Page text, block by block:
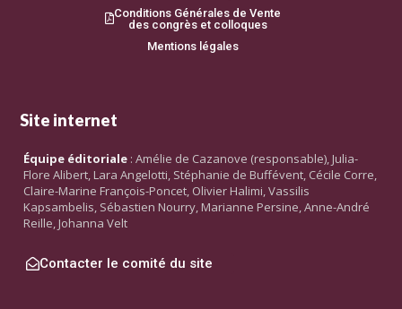
Conditions Générales de Vente
des congrès et colloques
Mentions légales
Site internet
Équipe éditoriale : Amélie de Cazanove (responsable), Julia-
Flore Alibert, Lara Angelotti, Stéphanie de Buffévent, Cécile Corre,
Claire-Marine François-Poncet, Olivier Halimi, Vassilis
Kapsambelis, Sébastien Nourry, Marianne Persine, Anne-André
Reille, Johanna Velt
Contacter le comité du site